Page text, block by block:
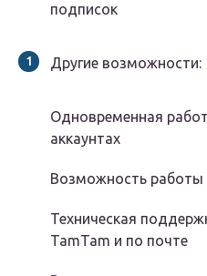
подписок
Другие возможности:
Одновременная
аккаунтах
Возможность работы
Техническая
TamTam и по почте